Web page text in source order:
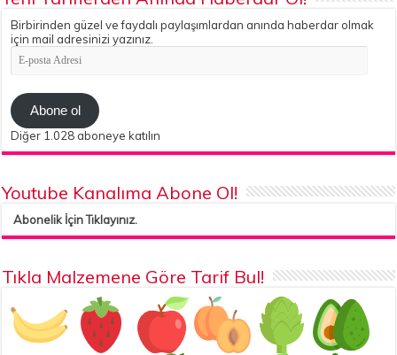
Birbirinden güzel ve faydalı paylaşımlardan anında haberdar olmak
için mail adresinizi yazınız.
E-
posta
Abone ol
Diğer 1.028 aboneye katılın
Youtube Kanalıma Abone Ol!
Abonelik İçin Tıklayınız.
Tıkla Malzemene Göre Tarif Bul!